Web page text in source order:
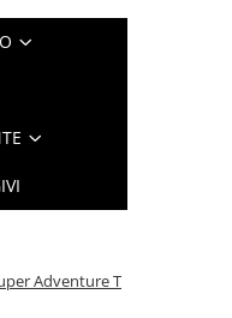
Adventure T